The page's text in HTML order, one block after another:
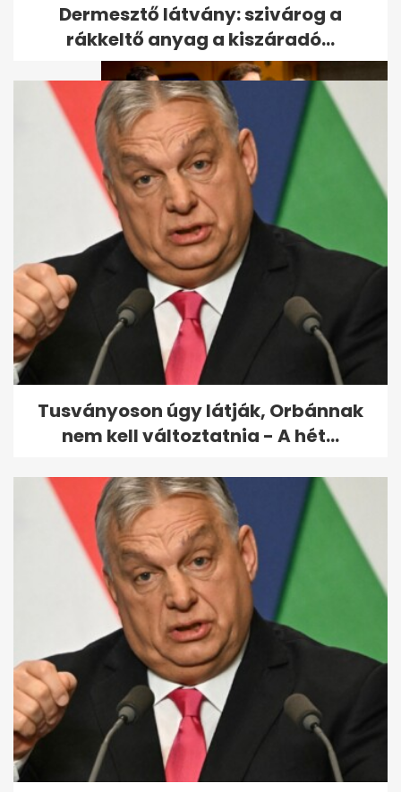
51 évesen, váratlanul meghalt
Vadász Zsolt, az
Operettszínház
Dermesztő látvány: szivárog a
rákkeltő anyag a kiszáradó...
Tusványoson úgy látják, Orbánnak
nem kell változtatnia - A hét...